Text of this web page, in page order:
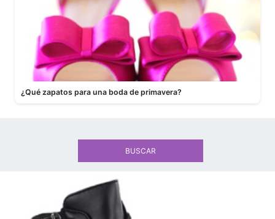
¿Qué zapatos para una boda de primavera?
BUSCAR